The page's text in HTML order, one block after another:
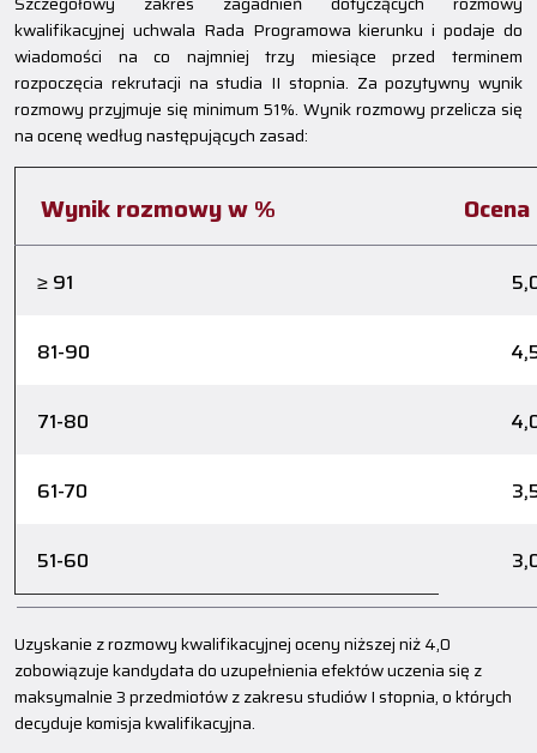
kwalifikacyjnej uchwala Rada Programowa kierunku i podaje do
wiadomości na co najmniej trzy miesiące przed terminem
rozpoczęcia rekrutacji na studia II stopnia. Za pozytywny wynik
rozmowy przyjmuje się minimum 51%. Wynik rozmowy przelicza się
na ocenę według następujących zasad:
Wynik rozmowy w % Ocena
≥ 91
81-90
71-80
61-70
51-60
Uzyskanie z rozmowy kwalifikacyjnej oceny niższej niż 4,0
zobowiązuje kandydata do uzupełnienia efektów uczenia się z
maksymalnie 3 przedmiotów z zakresu studiów I stopnia, o których
decyduje komisja kwalifikacyjna.